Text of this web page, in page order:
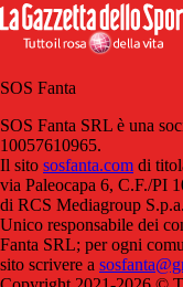
SOS Fanta
SOS Fanta SRL è una
10057610965.
Il sito sosfanta.com di
via Paleocapa 6, C.F./PI
di RCS Mediagroup
Unico responsabile dei
Fanta SRL; per ogni
sito scrivere a